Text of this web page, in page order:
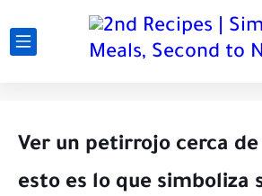
Ver un petirrojo cerca
esto es lo que simboliza